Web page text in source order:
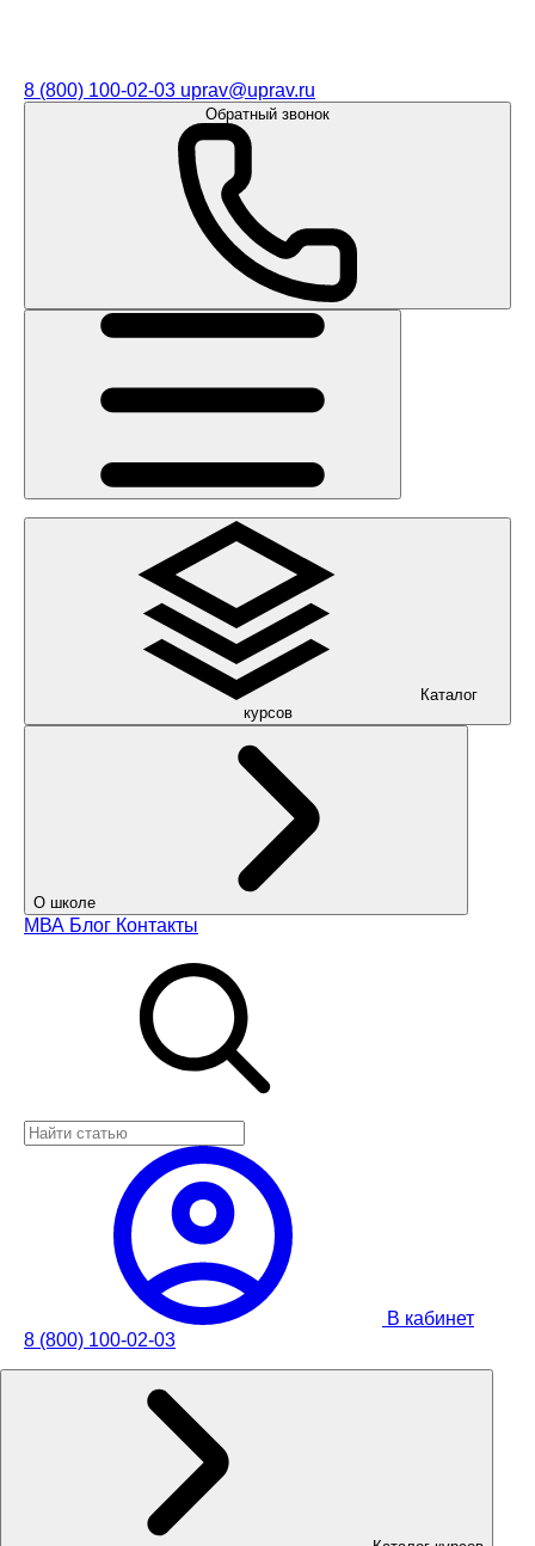
8 (800) 100-02-03 uprav@uprav.ru
Обратный звонок
Каталог
курсов
О школе
МВА Блог Контакты
В кабинет
8 (800) 100-02-03